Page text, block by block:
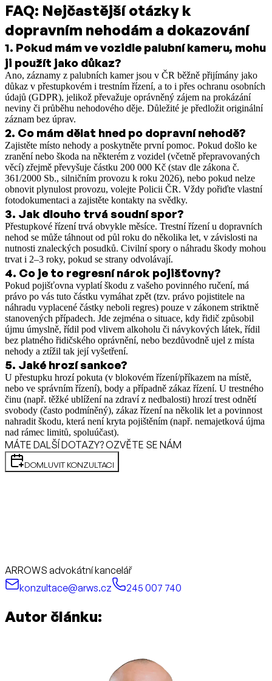
FAQ: Nejčastější otázky k
dopravním nehodám a dokazování
1. Pokud mám ve vozidle palubní kameru, mohu
ji použít jako důkaz?
Ano, záznamy z palubních kamer jsou v ČR běžně přijímány jako
důkaz v přestupkovém i trestním řízení, a to i přes ochranu osobních
údajů (GDPR), jelikož převažuje oprávněný zájem na prokázání
neviny či průběhu nehodového děje. Důležité je předložit originální
záznam bez úprav.
2. Co mám dělat hned po dopravní nehodě?
Zajistěte místo nehody a poskytněte první pomoc. Pokud došlo ke
zranění nebo škoda na některém z vozidel (včetně přepravovaných
věcí) zřejmě převyšuje částku 200 000 Kč (stav dle zákona č.
361/2000 Sb., silničním provozu k roku 2026), nebo pokud nelze
obnovit plynulost provozu, volejte Policii ČR. Vždy pořiďte vlastní
fotodokumentaci a zajistěte kontakty na svědky.
3. Jak dlouho trvá soudní spor?
Přestupkové řízení trvá obvykle měsíce. Trestní řízení u dopravních
nehod se může táhnout od půl roku do několika let, v závislosti na
nutnosti znaleckých posudků. Civilní spory o náhradu škody mohou
trvat i 2–3 roky, pokud se strany odvolávají.
4. Co je to regresní nárok pojišťovny?
Pokud pojišťovna vyplatí škodu z vašeho povinného ručení, má
právo po vás tuto částku vymáhat zpět (tzv. právo pojistitele na
náhradu vyplacené částky neboli regres) pouze v zákonem striktně
stanovených případech. Jde zejména o situace, kdy řidič způsobil
újmu úmyslně, řídil pod vlivem alkoholu či návykových látek, řídil
bez platného řidičského oprávnění, nebo bezdůvodně ujel z místa
nehody a ztížil tak její vyšetření.
5. Jaké hrozí sankce?
U přestupku hrozí pokuta (v blokovém řízení/příkazem na místě,
nebo ve správním řízení), body a případně zákaz řízení. U trestného
činu (např. těžké ublížení na zdraví z nedbalosti) hrozí trest odnětí
svobody (často podmíněný), zákaz řízení na několik let a povinnost
nahradit škodu, která není kryta pojištěním (např. nemajetková újma
nad rámec limitů, spoluúčast).
MÁTE DALŠÍ DOTAZY? OZVĚTE SE NÁM
DOMLUVIT KONZULTACI
ARROWS advokátní kancelář
konzultace@arws.cz
245 007 740
Autor článku: